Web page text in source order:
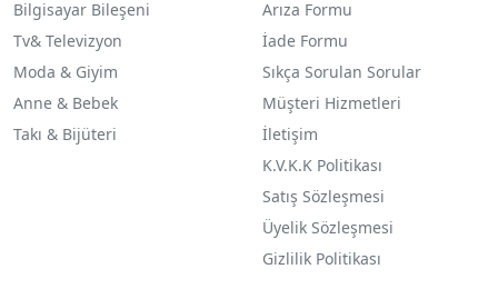
Bilgisayar Bileşeni
Tv& Televizyon
Moda & Giyim
Anne & Bebek
Takı & Bijüteri
Arıza Formu
İade Formu
Sıkça Sorulan Sorular
Müşteri Hizmetleri
İletişim
K.V.K.K Politikası
Satış Sözleşmesi
Üyelik Sözleşmesi
Gizlilik Politikası